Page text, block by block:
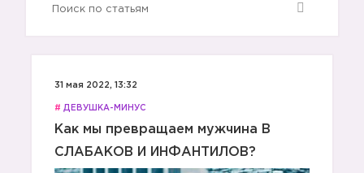
31 мая 2022, 13:32
# ДЕВУШКА-МИНУС
Как мы превращаем мужчина В
СЛАБАКОВ И ИНФАНТИЛОВ?